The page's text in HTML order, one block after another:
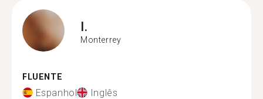
I.
Monterrey
FLUENTE
Espanhol Inglês